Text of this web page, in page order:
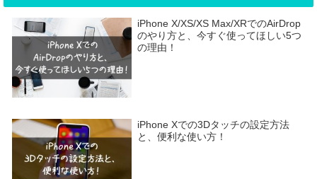
iPhone X/XS/XS Max/XRでのAirDrop
のやり方と、今すぐ使ってほしい5つ
の理由！
iPhone Xでの3Dタッチの設定方法
と、便利な使い方！